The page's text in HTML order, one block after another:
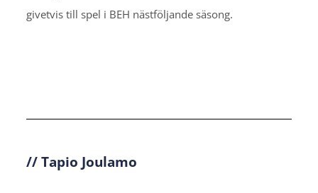
givetvis till spel i BEH nästföljande säsong.
// Tapio Joulamo